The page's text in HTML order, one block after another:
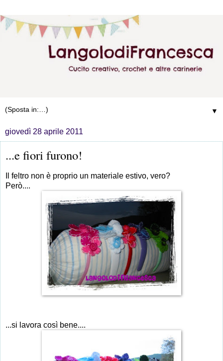
▼
giovedì 28 aprile 2011
...e fiori furono!
Il feltro non è proprio un materiale estivo, vero?
Però....
...si lavora così bene....